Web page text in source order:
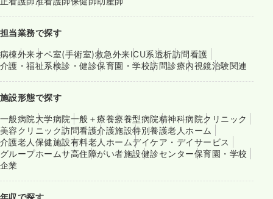
担当業務で探す
病棟外来オペ室(手術室)救急外来ICU系透析訪問看護
介護・福祉系検診・健診保育園・学校訪問診療内視鏡治験関連
施設形態で探す
一般病院大学病院一般＋療養療養型病院精神科病院クリニック
美容クリニック訪問看護介護施設特別養護老人ホーム
介護老人保健施設有料老人ホームデイケア・デイサービス
グループホームサ高住障がい者施設健診センター保育園・学校
企業